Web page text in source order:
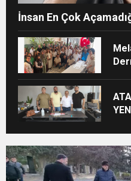
İnsan En Çok